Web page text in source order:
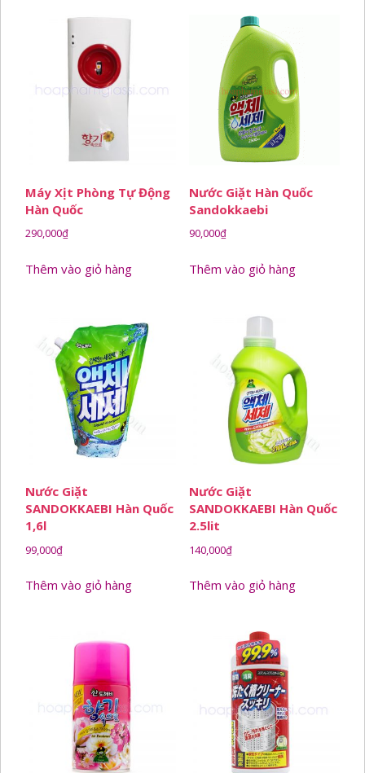
Máy Xịt Phòng Tự Động
Hàn Quốc
290,000₫
Thêm vào giỏ hàng
Nước Giặt Hàn Quốc
Sandokkaebi
90,000₫
Thêm vào giỏ hàng
Nước Giặt
SANDOKKAEBI Hàn Quốc
1,6l
99,000₫
Thêm vào giỏ hàng
Nước Giặt
SANDOKKAEBI Hàn Quốc
2.5lit
140,000₫
Thêm vào giỏ hàng